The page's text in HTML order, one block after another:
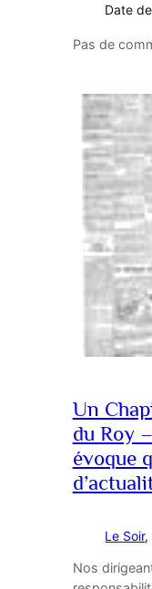
Date
Pas de
Un
du Roy
évoque
Le Soir,
Nos